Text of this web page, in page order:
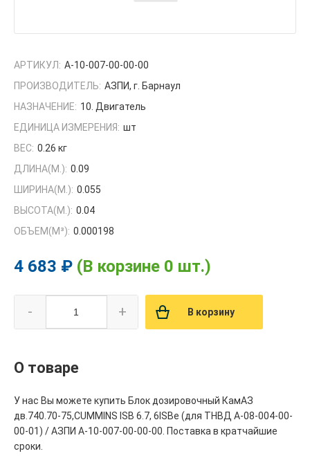
АРТИКУЛ: А-10-007-00-00-00
ПРОИЗВОДИТЕЛЬ: АЗПИ, г. Барнаул
НАЗНАЧЕНИЕ: 10. Двигатель
ЕДИНИЦА ИЗМЕРЕНИЯ: шт
ВЕС: 0.26 кг
ДЛИНА(М.): 0.09
ШИРИНА(М.): 0.055
ВЫСОТА(М.): 0.04
ОБЪЕМ(M³): 0.000198
4 683 ₽ (В корзине 0 шт.)
- + В корзину
О товаре
У нас Вы можете купить Блок дозировочный КамАЗ
дв.740.70-75,CUMMINS ISB 6.7, 6ISBe (для ТНВД А-08-004-00-
00-01) / АЗПИ А-10-007-00-00-00. Поставка в кратчайшие
сроки.